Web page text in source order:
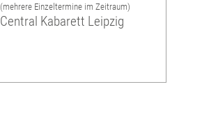
(mehrere Einzeltermine im Zeitraum)
Central Kabarett Leipzig